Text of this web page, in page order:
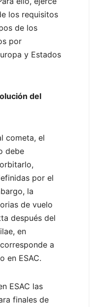
los requisitos
de los
por
y Estados
del
cometa, el
debe
por el
la
de vuelo
después del
en
a
en ESAC.
ESAC las
finales de